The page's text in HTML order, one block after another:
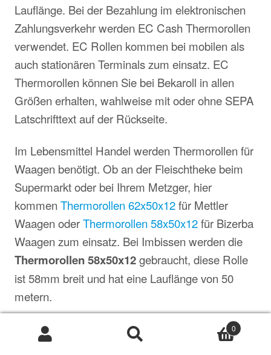
Lauflänge. Bei der Bezahlung im elektronischen
Zahlungsverkehr werden EC Cash Thermorollen
verwendet. EC Rollen kommen bei mobilen als
auch stationären Terminals zum einsatz. EC
Thermorollen können Sie bei Bekaroll in allen
Größen erhalten, wahlweise mit oder ohne SEPA
Latschrifttext auf der Rückseite.
Im Lebensmittel Handel werden Thermorollen für
Waagen benötigt. Ob an der Fleischtheke beim
Supermarkt oder bei Ihrem Metzger, hier
kommen Thermorollen 62x50x12für Mettler
Waagen oderThermorollen 58x50x12für Bizerba
Waagen zum einsatz. Bei Imbissen werden die
Thermorollen 58x50x12gebraucht, diese Rolle
ist 58mm breit und hat eine Lauflänge von 50
metern.
0